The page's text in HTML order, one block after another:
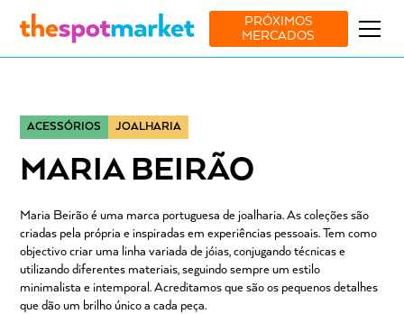
PRÓXIMOS
MERCADOS
ACESSÓRIOS JOALHARIA
MARIA BEIRÃO
Maria Beirão é uma marca portuguesa de joalharia. As coleções são
criadas pela própria e inspiradas em experiências pessoais. Tem como
objectivo criar uma linha variada de jóias, conjugando técnicas e
utilizando diferentes materiais, seguindo sempre um estilo
minimalista e intemporal. Acreditamos que são os pequenos detalhes
que dão um brilho único a cada peça.